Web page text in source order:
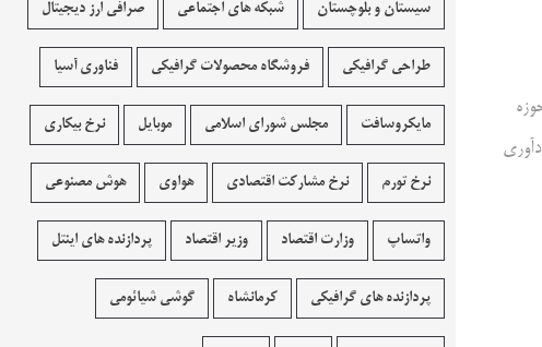
سیستان و بلوچستان شبکه های اجتماعی صرافی ارز دیجیتال
طراحی گرافیکی فروشگاه محصولات گرافيکی فناوری آسیا
مایکروسافت مجلس شورای اسلامی موبایل نرخ بیکاری
نرخ تورم نرخ مشارکت اقتصادی هواوی هوش مصنوعی
واتساپ وزارت اقتصاد وزیر اقتصاد پردازنده های اینتل
پردازنده های گرافیکی کرمانشاه گوشی شیائومی